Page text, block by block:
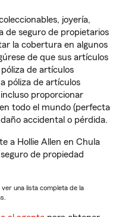
joyería,
de seguro de propietarios
la cobertura en algunos
de que sus artículos
de artículos
póliza de artículos
proporcionar
en todo el mundo (perfecta
accidental o pérdida.
a Hollie Allen en Chula
de propiedad
una lista completa de la